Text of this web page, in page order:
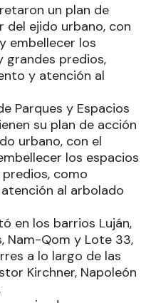
un plan de
del ejido urbano, con
embellecer los
grandes predios,
y atención al
Parques y Espacios
su plan de acción
urbano, con el
los espacios
como
al arbolado
en los barrios Luján,
Nam-Qom y Lote 33,
a lo largo de las
Kirchner, Napoleón